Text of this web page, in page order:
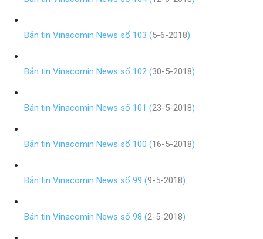
Bản tin Vinacomin News số 103 (5-6-2018)
Bản tin Vinacomin News số 102 (30-5-2018)
Bản tin Vinacomin News số 101 (23-5-2018)
Bản tin Vinacomin News số 100 (16-5-2018)
Bản tin Vinacomin News số 99 (9-5-2018)
Bản tin Vinacomin News số 98 (2-5-2018)